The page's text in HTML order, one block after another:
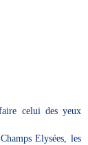
celui des yeux
Elysées, les